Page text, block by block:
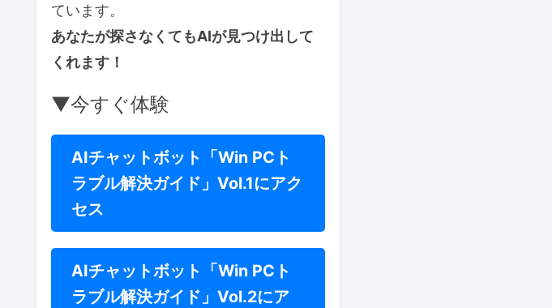
ています。
あなたが探さなくてもAIが見つけ出して
くれます！
▼今すぐ体験
AIチャットボット「Win PCト
ラブル解決ガイド」Vol.1にアク
セス
AIチャットボット「Win PCト
ラブル解決ガイド」Vol.2にア